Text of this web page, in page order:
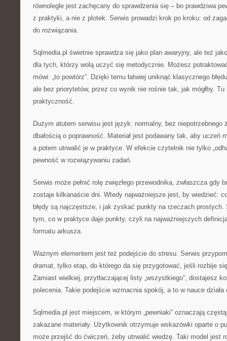
równolegle jest zachęcany do sprawdzenia się – bo prawdziwa
z praktyki, a nie z plotek. Serwis prowadzi krok po kroku: od
do rozwiązania.
Sqlmedia.pl świetnie sprawdza się jako plan awaryjny, ale też
dla tych, którzy wolą uczyć się metodycznie. Możesz
mówi: „to powtórz”. Dzięki temu łatwiej uniknąć klasycznego
ale bez priorytetów, przez co wynik nie rośnie tak, jak mógłby.
praktyczność.
Dużym atutem serwisu jest język: normalny, bez niepotrzebnego
dbałością o poprawność. Materiał jest podawany tak, aby uczeń
a potem utrwalić je w praktyce. W efekcie czytelnik nie tylko
pewność w rozwiązywaniu zadań.
Serwis może pełnić rolę zwięzłego przewodnika, zwłaszcza gdy
zostaje kilkanaście dni. Wtedy najważniejsze jest, by wiedzieć:
błędy są najczęstsze, i jak zyskać punkty na rzeczach prostych.
tym, co w praktyce daje punkty, czyli na najważniejszych
formatu arkusza.
Ważnym elementem jest też podejście do stresu. Serwis
dramat, tylko etap, do którego da się przygotować, jeśli rozbije się
Zamiast wielkiej, przytłaczającej listy „wszystkiego”, dostajesz
polecenia. Takie podejście wzmacnia spokój, a to w nauce
Sqlmedia.pl jest miejscem, w którym „pewniaki” oznaczają
zakazane materiały. Użytkownik otrzymuje wskazówki oparte o
może przejść do ćwiczeń, żeby utrwalić wiedzę. Taki model jest